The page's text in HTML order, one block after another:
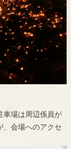
車場は周辺係員が
、会場へのアクセ